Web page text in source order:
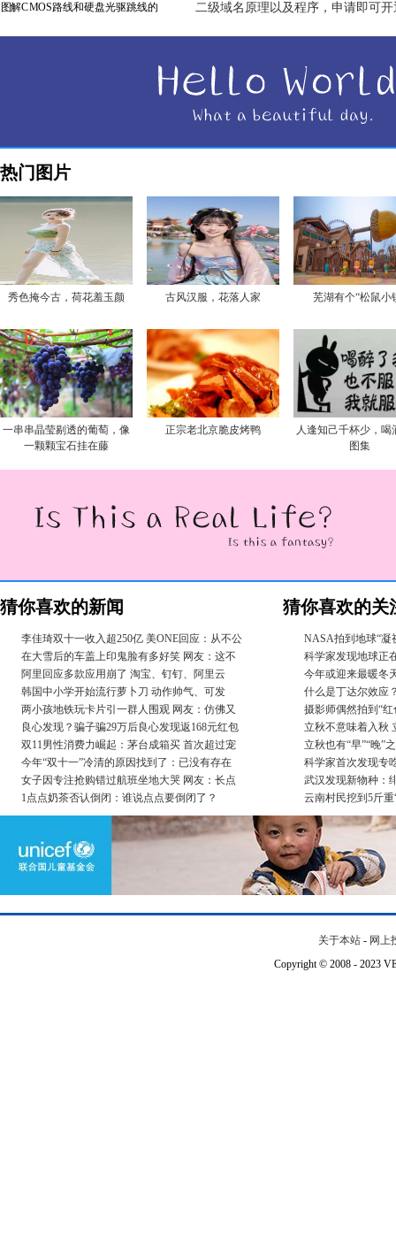
图解CMOS路线和硬盘光驱跳线的
二级域名原理以及程序，申请即可开
热门图片
秀色掩今古，荷花羞玉颜 古风汉服，花落人家 芜湖有个“松鼠小
一串串晶莹剔透的葡萄，像
一颗颗宝石挂在藤
正宗老北京脆皮烤鸭
人逢知己千杯少，喝
图集
猜你喜欢的新闻
李佳琦双十一收入超250亿 美ONE回应：从不公
在大雪后的车盖上印鬼脸有多好笑 网友：这不
阿里回应多款应用崩了 淘宝、钉钉、阿里云
韩国中小学开始流行萝卜刀 动作帅气、可发
两小孩地铁玩卡片引一群人围观 网友：仿佛又
良心发现？骗子骗29万后良心发现返168元红包
双11男性消费力崛起：茅台成箱买 首次超过宠
今年“双十一”冷清的原因找到了：已没有存在
女子因专注抢购错过航班坐地大哭 网友：长点
1点点奶茶否认倒闭：谁说点点要倒闭了？
猜你喜欢的关
NASA拍到地球“凝
科学家发现地球正
今年或迎来最暖冬
什么是丁达尔效应
摄影师偶然拍到“
立秋不意味着入秋
立秋也有“早”“晚”
科学家首次发现专
武汉发现新物种：
云南村民挖到5斤
关于本站 - 网上
Copyright © 2008 - 2023